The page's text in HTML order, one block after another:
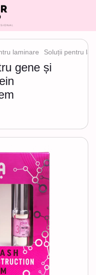
laminare Soluții pentru
gene și